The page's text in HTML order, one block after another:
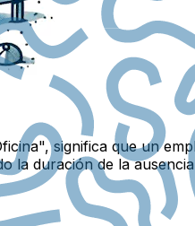
significa que un
la duración de la